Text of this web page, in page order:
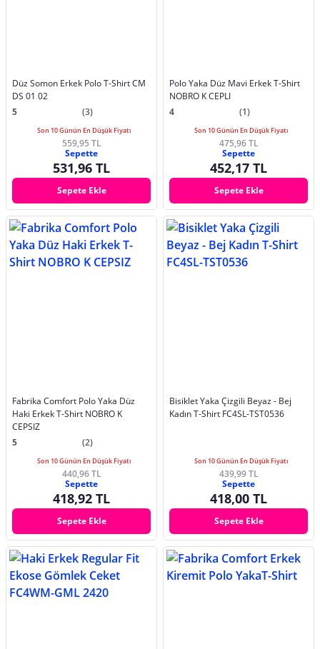
Düz Somon Erkek Polo T-Shirt CM
DS 01 02
5
(3)
Son 10 Günün En Düşük Fiyatı
559,95 TL
Sepette
531,96 TL
Sepete Ekle
Polo Yaka Düz Mavi Erkek T-Shirt
NOBRO K CEPLI
4
(1)
Son 10 Günün En Düşük Fiyatı
475,96 TL
Sepette
452,17 TL
Sepete Ekle
Fabrika Comfort Polo Yaka Düz
Haki Erkek T-Shirt NOBRO K
CEPSIZ
5
(2)
Son 10 Günün En Düşük Fiyatı
440,96 TL
Sepette
418,92 TL
Sepete Ekle
Bisiklet Yaka Çizgili Beyaz - Bej
Kadın T-Shirt FC4SL-TST0536
Son 10 Günün En Düşük Fiyatı
439,99 TL
Sepette
418,00 TL
Sepete Ekle